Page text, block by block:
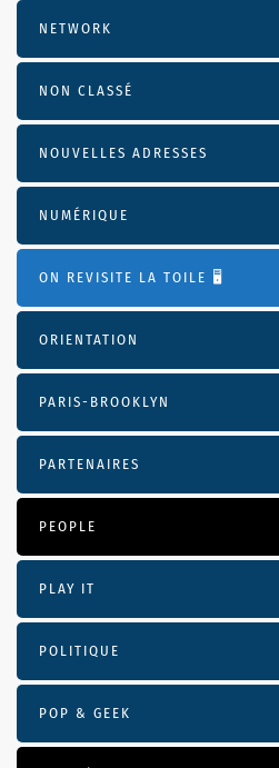
NETWORK
NON CLASSÉ
NOUVELLES ADRESSES
NUMÉRIQUE
ON REVISITE LA TOILE 🖥️
ORIENTATION
PARIS-BROOKLYN
PARTENAIRES
PEOPLE
PLAY IT
POLITIQUE
POP & GEEK